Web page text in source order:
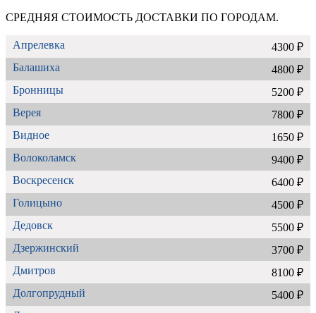
СРЕДНЯЯ СТОИМОСТЬ ДОСТАВКИ ПО ГОРОДАМ.
Апрелевка
4300 ₽
Балашиха
4800 ₽
Бронницы
5200 ₽
Верея
7800 ₽
Видное
1650 ₽
Волоколамск
9400 ₽
Воскресенск
6400 ₽
Голицыно
4500 ₽
Дедовск
5500 ₽
Дзержинский
3700 ₽
Дмитров
8100 ₽
Долгопрудный
5400 ₽